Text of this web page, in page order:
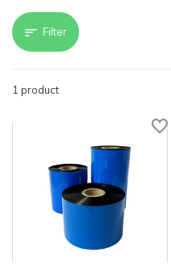
Filter
1 product